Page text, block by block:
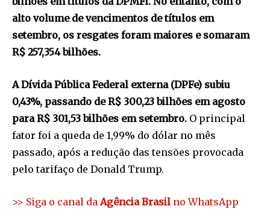
alto volume de vencimentos de títulos em
setembro, os resgates foram maiores e somaram
R$ 257,354 bilhões.
A Dívida Pública Federal externa (DPFe) subiu
0,43%, passando de R$ 300,23 bilhões em agosto
para R$ 301,53 bilhões em setembro. O principal
fator foi a queda de 1,99% do dólar no mês
passado, após a redução das tensões provocada
pelo tarifaço de Donald Trump.
>> Siga o canal daAgência Brasil no WhatsApp